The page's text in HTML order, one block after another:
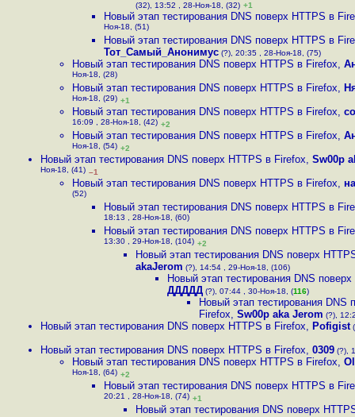
(32), 13:52 , 28-Ноя-18, (32) +1
Новый этап тестирования DNS поверх HTTPS в
Ноя-18, (51)
Новый этап тестирования DNS поверх HTTPS в
Тот_Самый_Анонимус (?), 20:35 , 28-Ноя-18, (75)
Новый этап тестирования DNS поверх HTTPS в Firefox,
Ноя-18, (28)
Новый этап тестирования DNS поверх HTTPS в Firefox,
Ноя-18, (29) +1
Новый этап тестирования DNS поверх HTTPS в Firefox,
16:09 , 28-Ноя-18, (42) +2
Новый этап тестирования DNS поверх HTTPS в Firefox,
Ноя-18, (54) +2
Новый этап тестирования DNS поверх HTTPS в Firefox, Sw00p
Ноя-18, (41) –1
Новый этап тестирования DNS поверх HTTPS в Firefox,
(52)
Новый этап тестирования DNS поверх HTTPS в
18:13 , 28-Ноя-18, (60)
Новый этап тестирования DNS поверх HTTPS в
13:30 , 29-Ноя-18, (104) +2
Новый этап тестирования DNS поверх
akaJerom (?), 14:54 , 29-Ноя-18, (106)
Новый этап тестирования DNS
ДДДДД (?), 07:44 , 30-Ноя-18, (116)
Новый этап тестирования DNS
Firefox, Sw00p aka Jerom (?),
Новый этап тестирования DNS поверх HTTPS в Firefox, Pofigist
Новый этап тестирования DNS поверх HTTPS в Firefox, 0309 (?),
Новый этап тестирования DNS поверх HTTPS в Firefox,
Ноя-18, (64) +2
Новый этап тестирования DNS поверх HTTPS в
20:21 , 28-Ноя-18, (74) +1
Новый этап тестирования DNS поверх